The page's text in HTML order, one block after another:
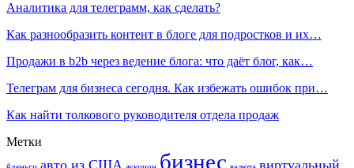
Аналитика для телеграмм, как сделать?
Как разнообразить контент в блоге для подростков и их…
Продажи в b2b через ведение блога: что даёт блог, как…
Телеграм для бизнеса сегодня. Как избежать ошибок при…
Как найти толкового руководителя отдела продаж
Метки
бизнес